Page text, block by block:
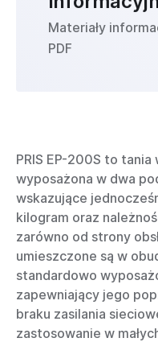
Materiały
PDF
PRIS EP-200S to tania
wyposażona w dwa
wskazujące
kilogram oraz
zarówno od strony
umieszczone są w
standardowo
zapewniający jego
braku zasilania
zastosowanie w